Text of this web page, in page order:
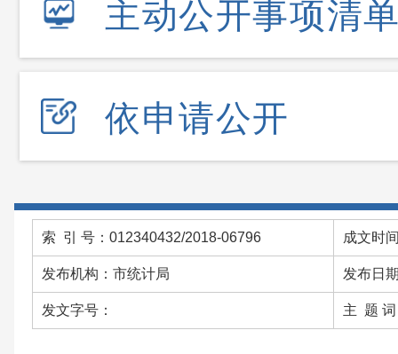
主动公开事项清
依申请公开
索 引 号：012340432/2018-06796 成文时
发布机构：市统计局 发布日
发文字号： 主 题 词